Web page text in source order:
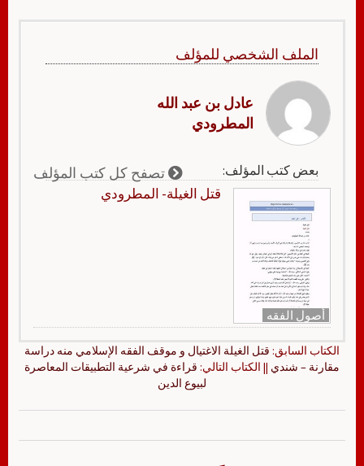
الملف الشخصي للمؤلف
عادل بن عبد الله
المطرودي
بعض كتب المؤلف: تصفح كل كتب المؤلف
أصول الفقه
قتل الغيلة- المطرودي
الكتاب السابق: قتل الغيلة الاغتيال و موقف الفقه الإسلامي منه دراسة
مقارنة – شندي || الكتاب التالي: قراءة في شرعية التطبيقات المعاصرة
لبيوع الدين